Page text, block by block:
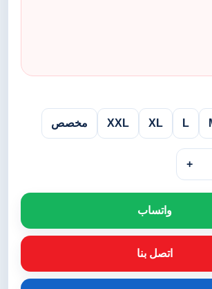
L
XL
XXL مخصص
+
واتساب
اتصل بنا